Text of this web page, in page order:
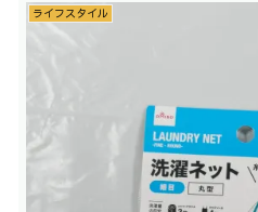
ライフスタイル